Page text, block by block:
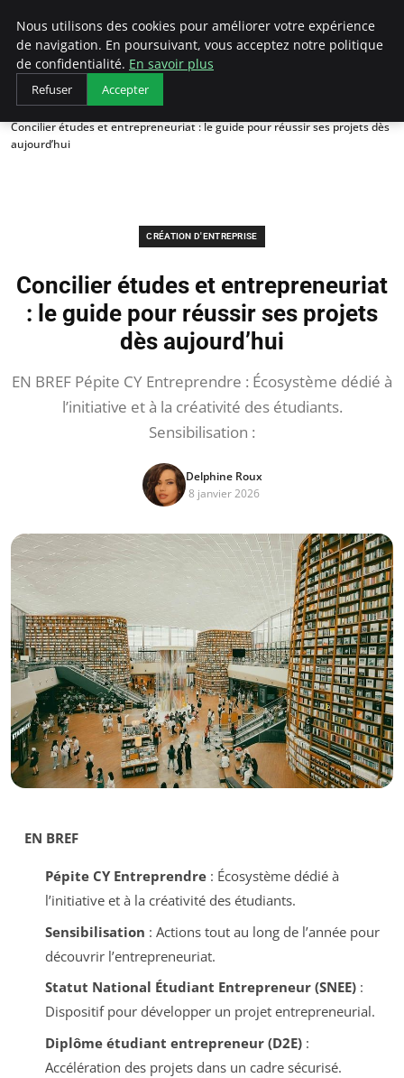
LECFCM
Accueil
Création d'entreprise
Concilier études et entrepreneuriat : le guide pour réussir ses projets dès
aujourd’hui
CRÉATION D'ENTREPRISE
Concilier études et entrepreneuriat
: le guide pour réussir ses projets
dès aujourd’hui
EN BREF Pépite CY Entreprendre : Écosystème dédié à
l’initiative et à la créativité des étudiants.
Sensibilisation :
Delphine Roux
8 janvier 2026
EN BREF
Pépite CY Entreprendre: Écosystème dédié à
l’initiative et à la créativité des étudiants.
Sensibilisation : Actions tout au long de l’année pour
découvrir l’entrepreneuriat.
Statut National Étudiant Entrepreneur (SNEE):
Dispositif pour développer un projet entrepreneurial.
Diplôme étudiant entrepreneur (D2E):
Accélération des projets dans un cadre sécurisé.
Nous utilisons des cookies pour améliorer votre expérience
de navigation. En poursuivant, vous acceptez notre politique
de confidentialité. En savoir plus
Refuser Accepter